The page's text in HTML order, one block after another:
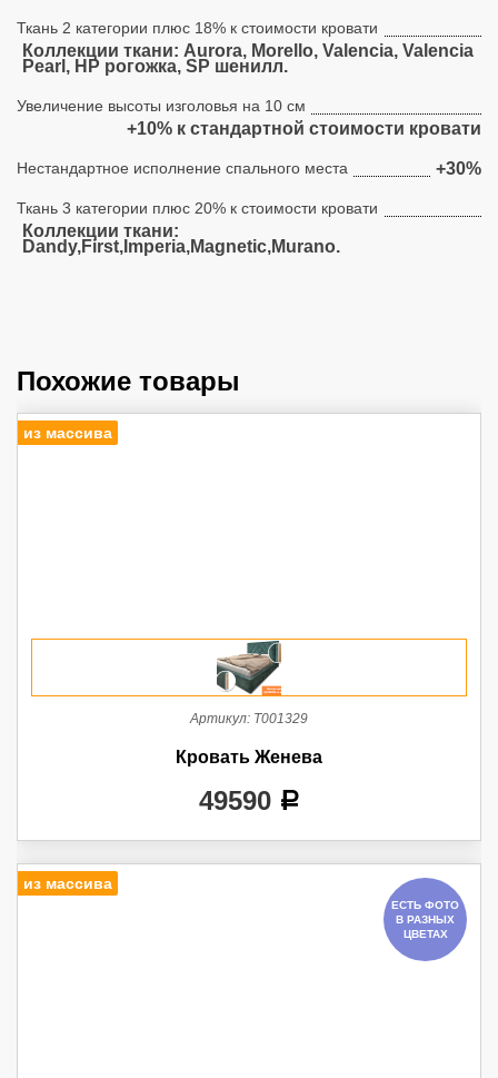
Ткань 2 категории плюс 18% к стоимости кровати
Коллекции ткани: Aurora, Morello, Valencia, Valencia
Pearl, HP рогожка, SP шенилл.
Увеличение высоты изголовья на 10 см
+10% к стандартной стоимости кровати
Нестандартное исполнение спального места +30%
Ткань 3 категории плюс 20% к стоимости кровати
Коллекции ткани:
Dandy,First,Imperia,Magnetic,Murano.
Похожие товары
из массива
Артикул: Т001329
Кровать Женева
49590 a
из массива
ЕСТЬ ФОТО
В РАЗНЫХ
ЦВЕТАХ